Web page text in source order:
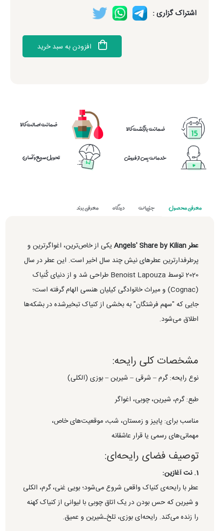
اشتراک گزاری :
افزودن به سبد خرید
ضمانت بازگشت کالا ضمانت اصالت کالا
خدمات پس از فروش تحویل سریع و آسان
معرفی محصول جزییات دیدگاه معرفی برند
عطر Angels' Share by Kilian
یکی از خاص‌ترین، اغواگرترین و
پرطرفدارترین عطرهای نیش چند سال اخیر است. این عطر در سال
2020 توسط Benoist Lapouza طراحی شد و از دنیای کُنیاک
(Cognac) و میراث خانوادگی کیلیان هنسی الهام گرفته است؛
جایی که "سهم فرشتگان" به بخشی از کنیاک تبخیرشده در بشکه‌ها
اطلاق می‌شود.
مشخصات کلی رایحه:
نوع رایحه: گرم – شرقی – شیرین – بوزی (الکلی)
طبع: گرم، شیرین، چوبی، اغواگر
مناسب برای: پاییز و زمستان، شب، موقعیت‌های خاص،
مهمانی‌های رسمی یا قرار عاشقانه
توصیف فضای رایحه‌ای:
1. نت آغازین:
عطر با رایحه‌ی کنیاک واقعی شروع می‌شود؛ بویی غنی، گرم، الکلی
و شیرین که حس بودن در یک اتاق چوبی با لیوانی از کنیاک کهنه
را زنده می‌کند. رایحه‌ای بوزی، تلخ‌ـ‌شیرین و عمیق.